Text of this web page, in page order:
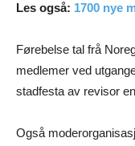
Les også: 1700 nye
Førebelse tal frå
medlemer ved
stadfesta av revisor
Også